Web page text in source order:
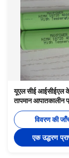
यूएल सीई आईसीईएल
तापमान आपातकालीन
18720 4000 एमएएच
विवरण की
एक उद्धरण